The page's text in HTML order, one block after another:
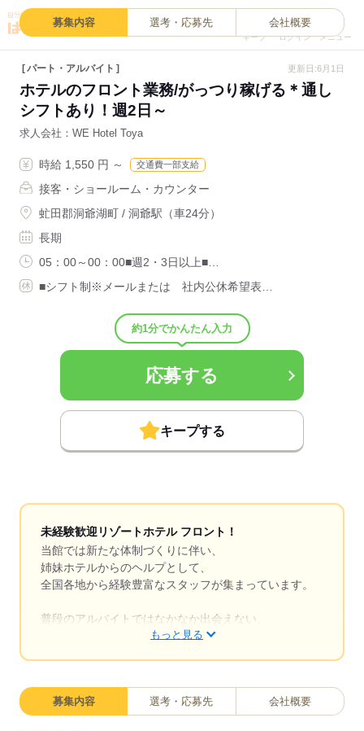
キープ ログイン メニュー
募集内容 選考・応募先 会社概要
パート・アルバイト 更新日:6月1日
ホテルのフロント業務/がっつり稼げる＊通し
シフトあり！週2日～
求人会社 WE Hotel Toya
時給 1,550 円 ～ 交通費一部支給
接客・ショールーム・カウンター
虻田郡洞爺湖町 / 洞爺駅（車24分）
長期
05：00～00：00■週2・3日以上■…
■シフト制※メールまたは 社内公休希望表…
約1分でかんたん入力
応募する
キープする
未経験歓迎リゾートホテル フロント！
当館では新たな体制づくりに伴い、
姉妹ホテルからのヘルプとして、
全国各地から経験豊富なスタッフが集まっています。
普段のアルバイトではなかなか出会えない、
さまざまな地域・バックグラウンドを持つ仲間と
価値観の違いや新しい発見など、
たくさんの刺激を受けられる環境です。
もっと見る
募集内容 選考・応募先 会社概要